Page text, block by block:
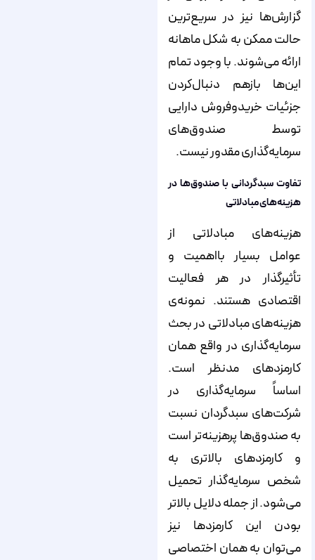
گزارش‌ها نیز در سریع‌ترین
حالت ممکن به شکل ماهانه
ارائه می‌شوند. با وجود تمام
این‌ها بازهم دنبال‌کردن
جزئیات خریدوفروش دارایی
توسط صندوق‌های
سرمایه‌گذاری مقدور نیست.
تفاوت سبدگردانی با صندوق‌ها در
هزینه‌های مبادلاتی
هزینه‌های مبادلاتی از
عوامل بسیار بااهمیت و
تأثیرگذار در هر فعالیت
اقتصادی هستند. نمونه‌ی
هزینه‌های مبادلاتی در بحث
سرمایه‌گذاری در واقع همان
کارمزدهای مدنظر است.
اساساً سرمایه‌گذاری در
شرکت‌های سبدگردان نسبت
به صندوق‌ها پرهزینه‌تر است
و کارمزدهای بالاتری به
شخص سرمایه‌گذار تحمیل
می‌شود. از جمله دلایل بالاتر
بودن این کارمزدها نیز
می‌توان به همان اختصاصی